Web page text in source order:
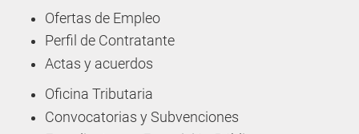
Ofertas de Empleo
Perfil de Contratante
Actas y acuerdos
Oficina Tributaria
Convocatorias y Subvenciones